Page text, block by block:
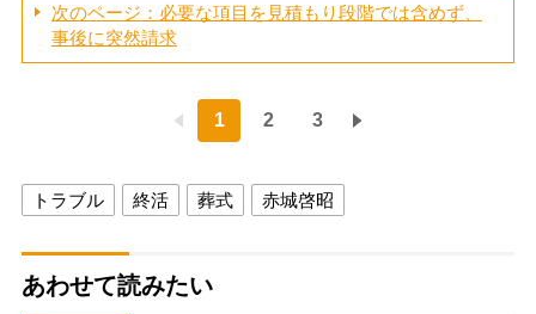
次のページ：必要な項目を見積もり段階では含めず、
事後に突然請求
1 2 3
トラブル 終活 葬式 赤城啓昭
あわせて読みたい